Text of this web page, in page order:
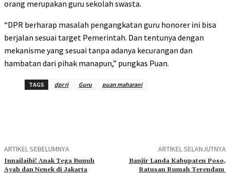
orang merupakan guru sekolah swasta.
“DPR berharap masalah pengangkatan guru honorer ini bisa
berjalan sesuai target Pemerintah. Dan tentunya dengan
mekanisme yang sesuai tanpa adanya kecurangan dan
hambatan dari pihak manapun,” pungkas Puan.
TAGS dpr ri Guru puan maharani
ARTIKEL SEBELUMNYA
Innailaihi! Anak Tega Bunuh
Ayah dan Nenek di Jakarta
ARTIKEL SELANJUTNYA
Banjir Landa Kabupaten Poso,
Ratusan Rumah Terendam